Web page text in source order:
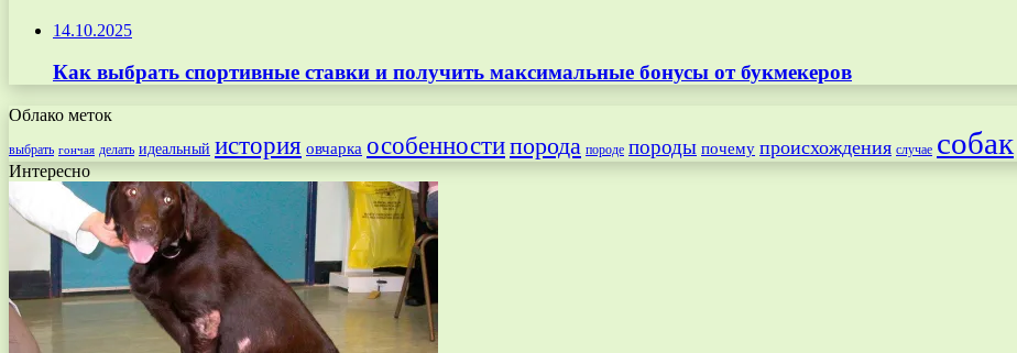
14.10.2025
Как выбрать спортивные ставки и получить максимальные бонусы от букмекеров
Облако меток
выбрать гончая делать идеальный история овчарка особенностипорода породе породы почему происхождения случае собак
Интересно